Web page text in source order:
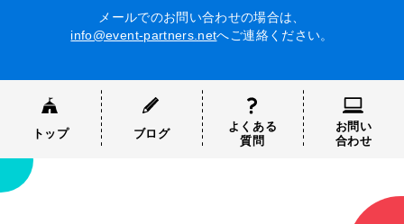
メールでのお問い合わせの場合は、
info@event-partners.netへご連絡ください。
トップ ブログ
よくある
質問
お問い
合わせ